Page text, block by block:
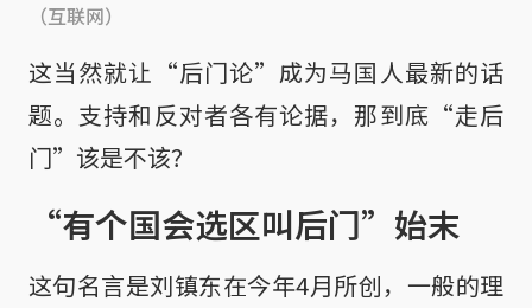
（互联网）
这当然就让“后门论”成为马国人最新的话
题。支持和反对者各有论据，那到底“走后
门”该是不该？
“有个国会选区叫后门”始末
这句名言是刘镇东在今年4月所创，一般的理